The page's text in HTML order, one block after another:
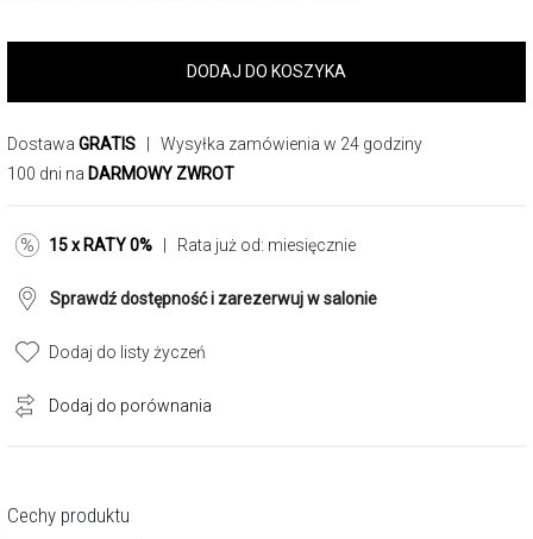
Cechy produktu
DODAJ DO KOSZYKA
Dostawa GRATIS | Wysyłka zamówienia w 24 godziny
100 dni na DARMOWY ZWROT
15 x RATY 0% | Rata już od: miesięcznie
Sprawdź dostępność i zarezerwuj w salonie
Dodaj do listy życzeń
Dodaj do porównania